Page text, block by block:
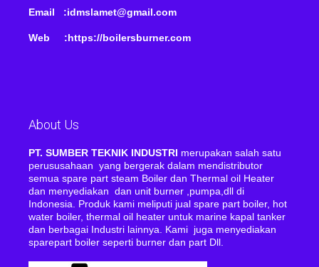
Email :idmslamet@gmail.com
Web :https://boilersburner.com
About Us
PT. SUMBER TEKNIK INDUSTRI merupakan salah satu
perususahaan yang bergerak dalam mendistributor
semua spare part steam Boiler dan Thermal oil Heater
dan menyediakan dan unit burner ,pumpa,dll di
Indonesia. Produk kami meliputi jual spare part boiler, hot
water boiler, thermal oil heater untuk marine kapal tanker
dan berbagai Industri lainnya. Kami juga menyediakan
sparepart boiler seperti burner dan part Dll.